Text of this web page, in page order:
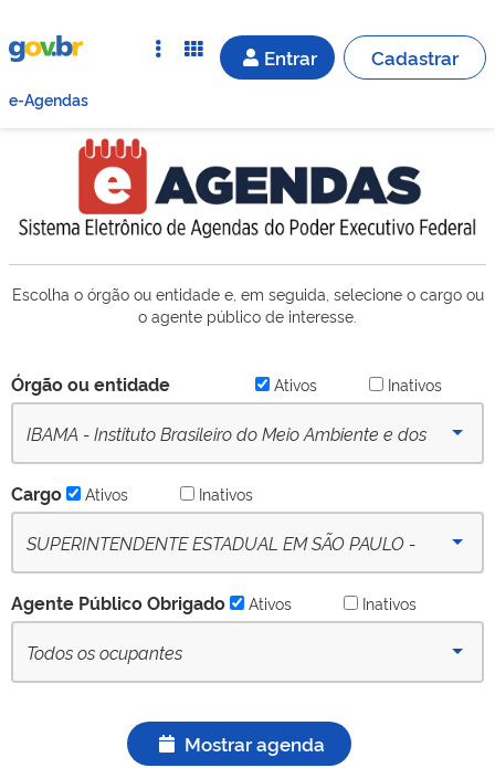
Entrar Cadastrar
e-Agendas
Escolha o órgão ou entidade e, em seguida, selecione o cargo ou
o agente público de interesse.
Órgão ou entidade Ativos Inativos
IBAMA - Instituto Brasileiro do Meio Ambiente e dos
Ativo
Cargo Ativos Inativos
SUPERINTENDENTE ESTADUAL EM SÃO PAULO -
Agente Público Obrigado Ativos Inativos
Todos os ocupantes
Mostrar agenda